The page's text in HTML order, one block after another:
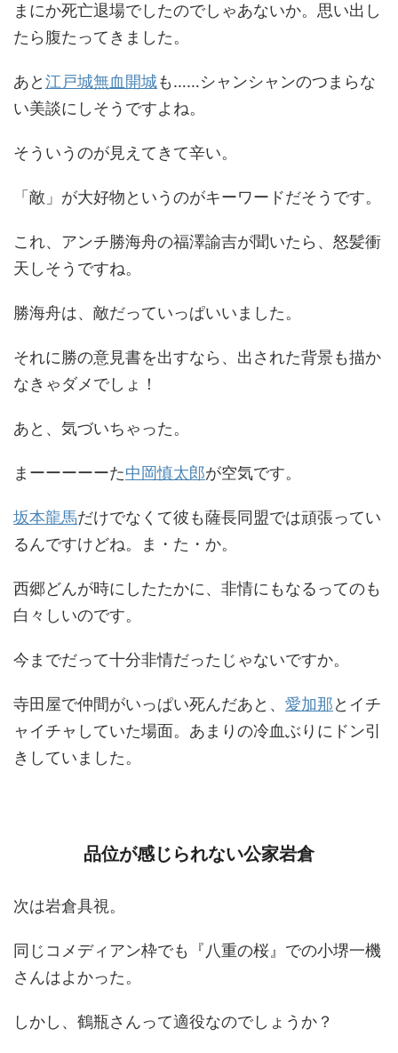
まにか死亡退場でしたのでしゃあないか。思い出し
たら腹たってきました。
あと江戸城無血開城も……シャンシャンのつまらな
い美談にしそうですよね。
そういうのが見えてきて辛い。
「敵」が大好物というのがキーワードだそうです。
これ、アンチ勝海舟の福澤諭吉が聞いたら、怒髪衝
天しそうですね。
勝海舟は、敵だっていっぱいいました。
それに勝の意見書を出すなら、出された背景も描か
なきゃダメでしょ！
あと、気づいちゃった。
まーーーーーた中岡慎太郎が空気です。
坂本龍馬だけでなくて彼も薩長同盟では頑張ってい
るんですけどね。ま・た・か。
西郷どんが時にしたたかに、非情にもなるってのも
白々しいのです。
今までだって十分非情だったじゃないですか。
寺田屋で仲間がいっぱい死んだあと、 愛加那とイチ
ャイチャしていた場面。あまりの冷血ぶりにドン引
きしていました。
品位が感じられない公家岩倉
次は岩倉具視。
同じコメディアン枠でも『八重の桜』での小堺一機
さんはよかった。
しかし、鶴瓶さんって適役なのでしょうか？